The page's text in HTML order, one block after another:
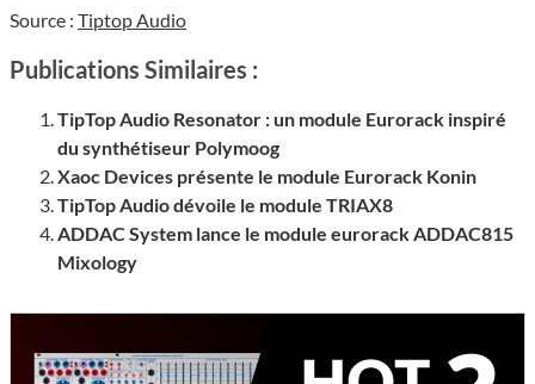
Source : Tiptop Audio
Publications Similaires :
TipTop Audio Resonator : un module Eurorack inspiré
du synthétiseur Polymoog
Xaoc Devices présente le module Eurorack Konin
TipTop Audio dévoile le module TRIAX8
ADDAC System lance le module eurorack ADDAC815
Mixology